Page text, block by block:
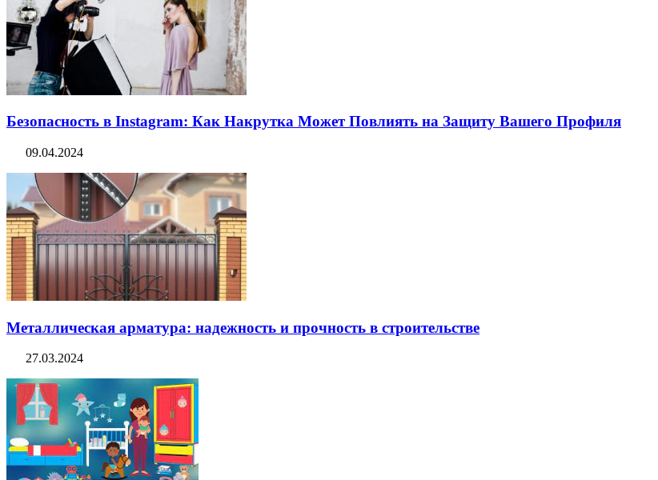
Безопасность в Instagram: Как Накрутка Может Повлиять на Защиту Вашего Профиля
09.04.2024
Металлическая арматура: надежность и прочность в строительстве
27.03.2024